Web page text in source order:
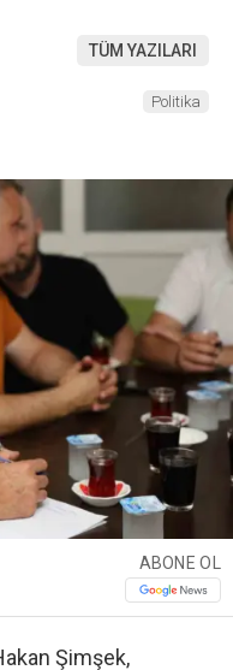
TÜM YAZILARI
Politika
ABONE OL
Şimşek,